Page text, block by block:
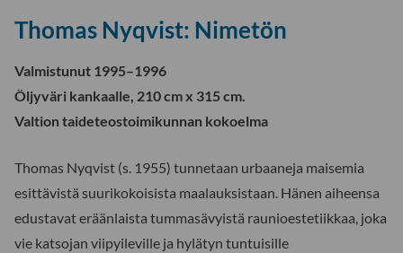
Thomas Nyqvist: Nimetön
Valmistunut 1995–1996
Öljyväri kankaalle, 210 cm x 315 cm.
Valtion taideteostoimikunnan kokoelma
Thomas Nyqvist (s. 1955) tunnetaan urbaaneja maisemia
esittävistä suurikokoisista maalauksistaan. Hänen aiheensa
edustavat eräänlaista tummasävyistä raunioestetiikkaa, joka
vie katsojan viipyileville ja hylätyn tuntuisille